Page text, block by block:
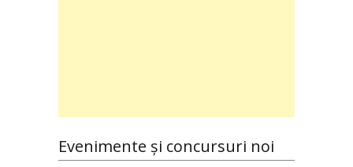
Evenimente și concursuri noi